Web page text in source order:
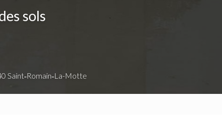
sols
Saint‑Romain‑La-Motte